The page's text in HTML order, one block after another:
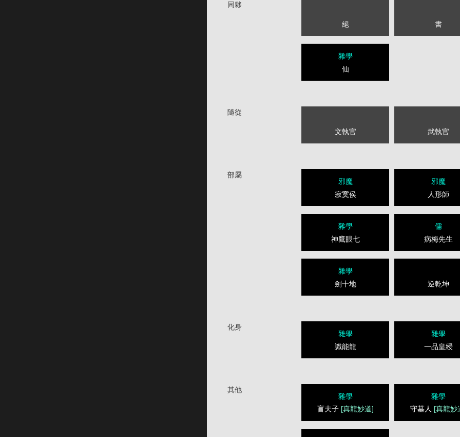
同夥
絕 書
雜學
仙
隨從
文執官 武執官
部屬
邪魔
寂寞侯
邪魔
人形師
雜學
神鷹眼七
儒
病梅先生
雜學
劍十地
逆乾坤
化身
雜學
識能龍
雜學
一品皇綬
其他
雜學
盲夫子 [真龍妙道]
雜學
守墓人 [真龍妙